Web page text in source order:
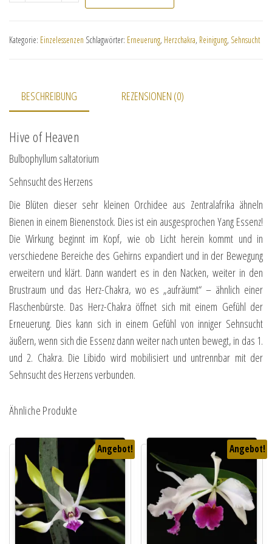
Kategorie: Einzelessenzen Schlagwörter: Erneuerung, Herzchakra, Reinigung, Sehnsucht
BESCHREIBUNG REZENSIONEN (0)
Hive of Heaven
Bulbophyllum saltatorium
Sehnsucht des Herzens
Die Blüten dieser sehr kleinen Orchidee aus Zentralafrika ähneln
Bienen in einem Bienenstock. Dies ist ein ausgesprochen Yang Essenz!
Die Wirkung beginnt im Kopf, wie ob Licht herein kommt und in
verschiedene Bereiche des Gehirns expandiert und in der Bewegung
erweitern und klärt. Dann wandert es in den Nacken, weiter in den
Brustraum und das Herz-Chakra, wo es „aufräumt“ – ähnlich einer
Flaschenbürste. Das Herz-Chakra öffnet sich mit einem Gefühl der
Erneuerung. Dies kann sich in einem Gefühl von inniger Sehnsucht
äußern, wenn sich die Essenz dann weiter nach unten bewegt, in das 1.
und 2. Chakra. Die Libido wird mobilisiert und untrennbar mit der
Sehnsucht des Herzens verbunden.
Ähnliche Produkte
Angebot! Angebot!